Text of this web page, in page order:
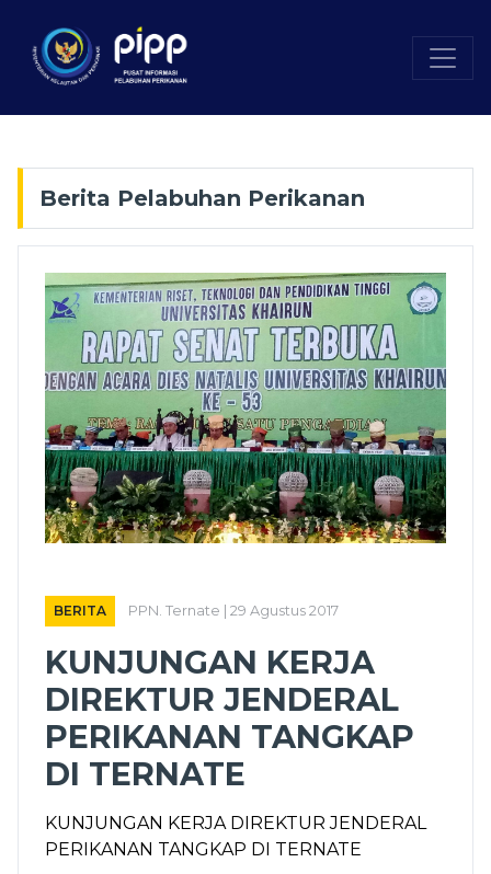
Berita Pelabuhan Perikanan
BERITA PPN. Ternate | 29 Agustus 2017
KUNJUNGAN KERJA
DIREKTUR JENDERAL
PERIKANAN TANGKAP
DI TERNATE
KUNJUNGAN KERJA DIREKTUR JENDERAL
PERIKANAN TANGKAP DI TERNATE